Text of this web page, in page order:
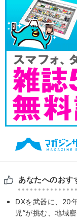
あなたへのおす
DXを武器に、20
児”が挑む、地域